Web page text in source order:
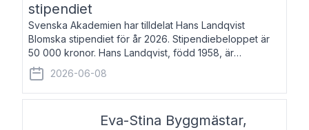
stipendiet
Svenska Akademien har tilldelat Hans Landqvist
Blomska stipendiet för år 2026. Stipendiebeloppet är
50 000 kronor. Hans Landqvist, född 1958, är
professor i svenska vid Göteborgs universitet. Han
disputerade år 2000 på avhandlingen Författn
2026-06-08
Eva-Stina Byggmästar,